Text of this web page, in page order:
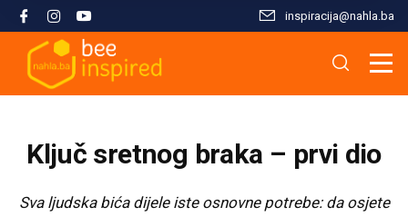
inspiracija@nahla.bа
Ključ sretnog braka – prvi dio
Sva ljudska bića dijele iste osnovne potrebe: da osjete
Misija i filozofija
Škola islama
Osnove islama
Nahla kao inspiracija
Analize i studije